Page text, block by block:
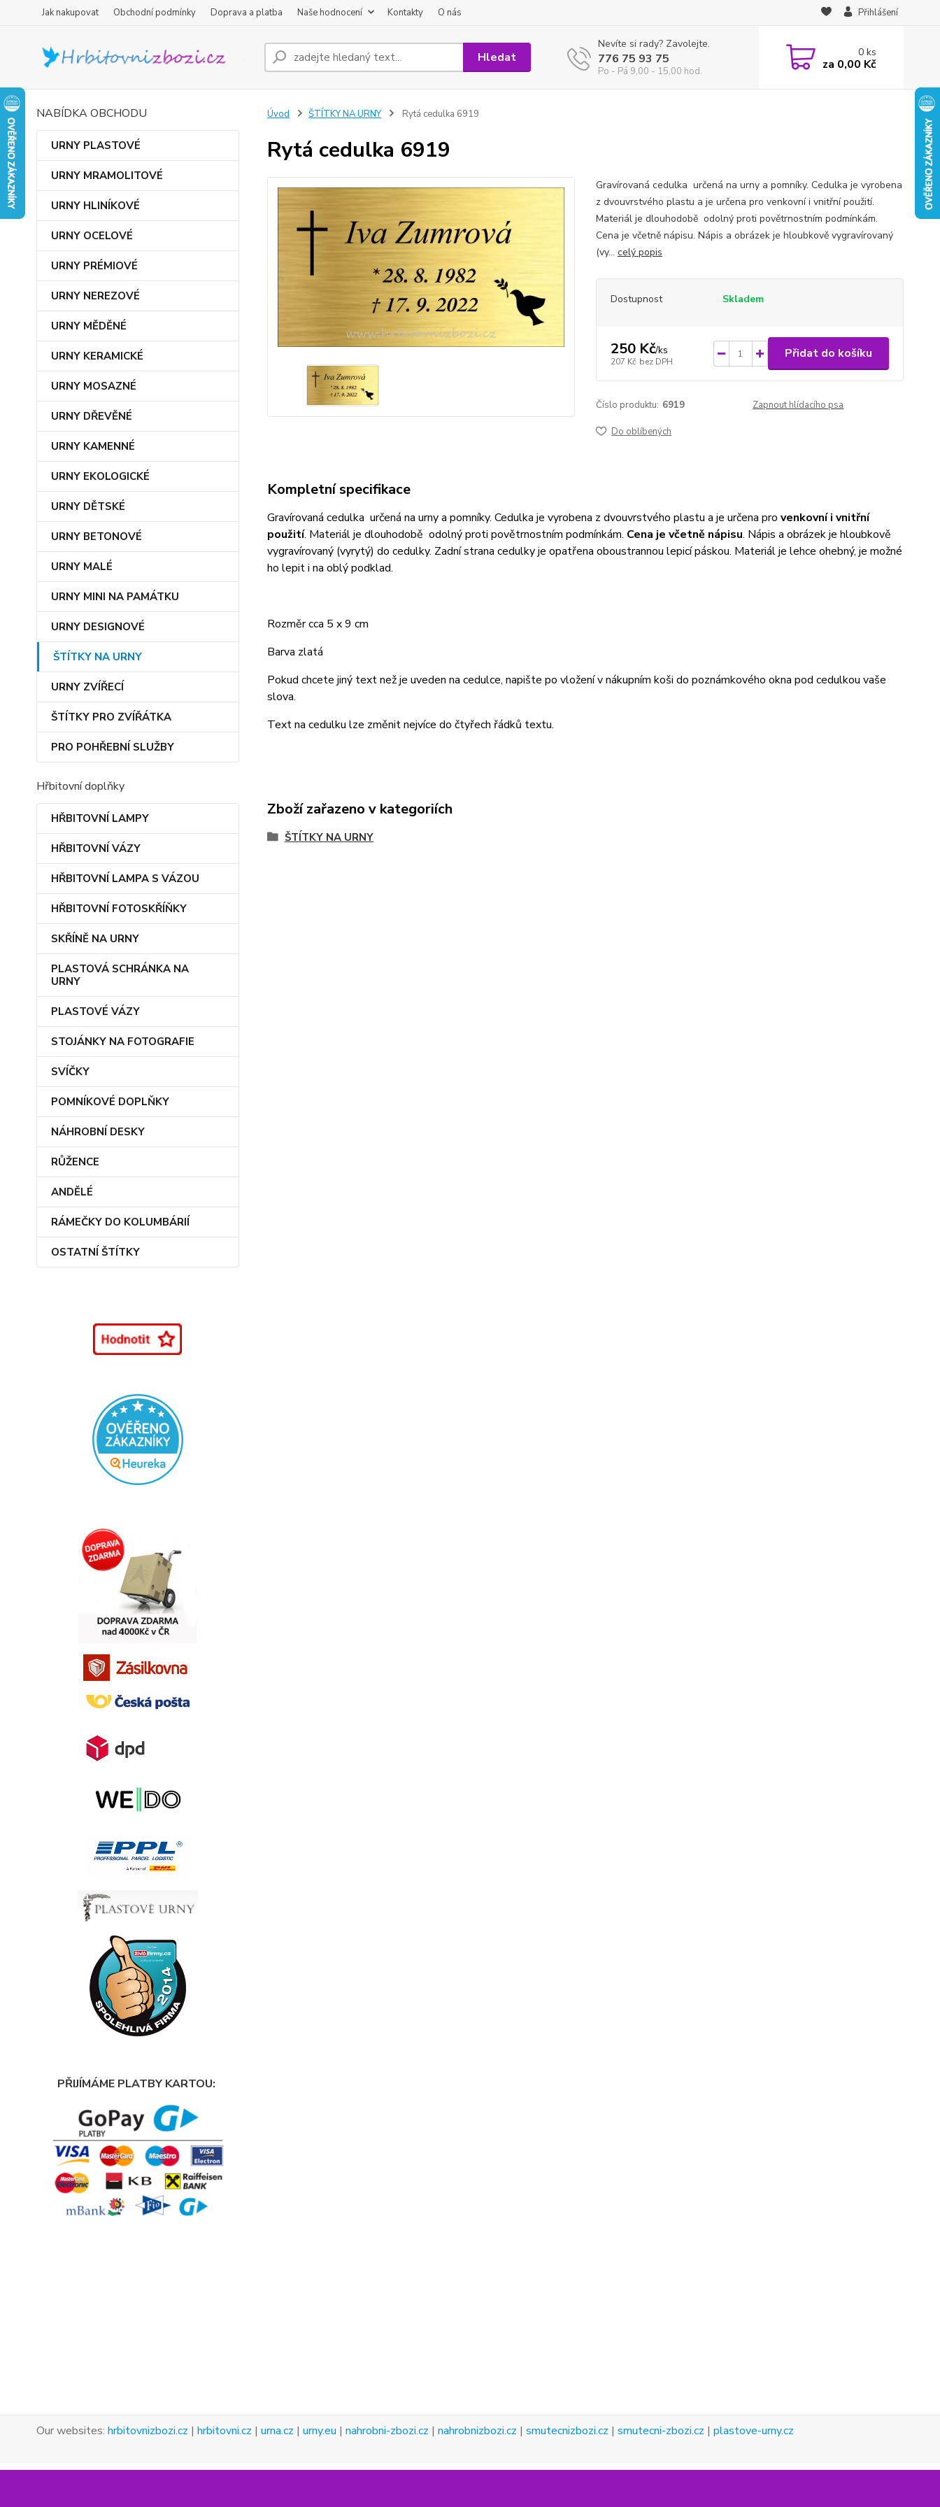
Jak nakupovat Obchodní podmínky Doprava a platba Naše hodnocení Kontakty O nás Přihlášení
Hledat
Nevíte si rady? Zavolejte.
776 75 93 75
Po - Pá 9,00 - 15,00 hod.
0ks
za 0,00 Kč
NABÍDKA OBCHODU
URNY PLASTOVÉ
URNY MRAMOLITOVÉ
URNY HLINÍKOVÉ
URNY OCELOVÉ
URNY PRÉMIOVÉ
URNY NEREZOVÉ
URNY MĚDĚNÉ
URNY KERAMICKÉ
URNY MOSAZNÉ
URNY DŘEVĚNÉ
URNY KAMENNÉ
URNY EKOLOGICKÉ
URNY DĚTSKÉ
URNY BETONOVÉ
URNY MALÉ
URNY MINI NA PAMÁTKU
URNY DESIGNOVÉ
ŠTÍTKY NA URNY
URNY ZVÍŘECÍ
ŠTÍTKY PRO ZVÍŘÁTKA
PRO POHŘEBNÍ SLUŽBY
Hřbitovní doplňky
HŘBITOVNÍ LAMPY
HŘBITOVNÍ VÁZY
HŘBITOVNÍ LAMPA S VÁZOU
HŘBITOVNÍ FOTOSKŘÍŇKY
SKŘÍNĚ NA URNY
PLASTOVÁ SCHRÁNKA NA
URNY
PLASTOVÉ VÁZY
STOJÁNKY NA FOTOGRAFIE
SVÍČKY
POMNÍKOVÉ DOPLŇKY
NÁHROBNÍ DESKY
RŮŽENCE
ANDĚLÉ
RÁMEČKY DO KOLUMBÁRIÍ
OSTATNÍ ŠTÍTKY
PŘIJÍMÁME PLATBY KARTOU:
Úvod ŠTÍTKY NA URNY Rytá cedulka 6919
Rytá cedulka 6919
Gravírovaná cedulka určená na urny a pomníky. Cedulka je vyrobena
z dvouvrstvého plastu a je určena pro venkovní i vnitřní použití.
Materiál je dlouhodobě odolný proti povětrnostním podmínkám.
Cena je včetně nápisu. Nápis a obrázek je hloubkově vygravírovaný
(vy... celý popis
Dostupnost Skladem
250 Kč/ks
207 Kč bez DPH
Přidat do košíku
Číslo produktu: 6919 Zapnout hlídacího psa
Do oblíbených
Kompletní specifikace
Gravírovaná cedulka určená na urny a pomníky. Cedulka je vyrobena z dvouvrstvého plastu a je určena pro venkovní i vnitřní
použití. Materiál je dlouhodobě odolný proti povětrnostním podmínkám. Cena je včetně nápisu. Nápis a obrázek je hloubkově
vygravírovaný (vyrytý) do cedulky. Zadní strana cedulky je opatřena oboustrannou lepicí páskou. Materiál je lehce ohebný, je možné
ho lepit i na oblý podklad.
Rozměr cca 5 x 9 cm
Barva zlatá
Pokud chcete jiný text než je uveden na cedulce, napište po vložení v nákupním koši do poznámkového okna pod cedulkou vaše
slova.
Text na cedulku lze změnit nejvíce do čtyřech řádků textu.
Zboží zařazeno v kategoriích
ŠTÍTKY NA URNY
Our websites: hrbitovnizbozi.cz | hrbitovni.cz | urna.cz | urny.eu | nahrobni-zbozi.cz | nahrobnizbozi.cz | smutecnizbozi.cz | smutecni-zbozi.cz | plastove-urny.cz